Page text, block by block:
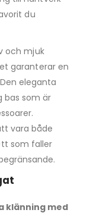
du
och mjuk
garanterar en
eleganta
bas som är
vara både
som faller
klänning med